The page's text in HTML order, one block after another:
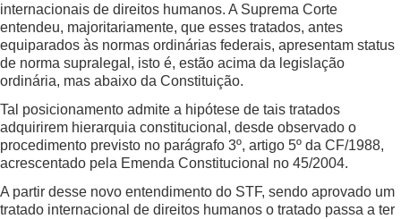
internacionais de direitos humanos. A Suprema Corte
entendeu, majoritariamente, que esses tratados, antes
equiparados às normas ordinárias federais, apresentam status
de norma supralegal, isto é, estão acima da legislação
ordinária, mas abaixo da Constituição.
Tal posicionamento admite a hipótese de tais tratados
adquirirem hierarquia constitucional, desde observado o
procedimento previsto no parágrafo 3º, artigo 5º da CF/1988,
acrescentado pela Emenda Constitucional no 45/2004.
A partir desse novo entendimento do STF, sendo aprovado um
tratado internacional de direitos humanos o tratado passa a ter